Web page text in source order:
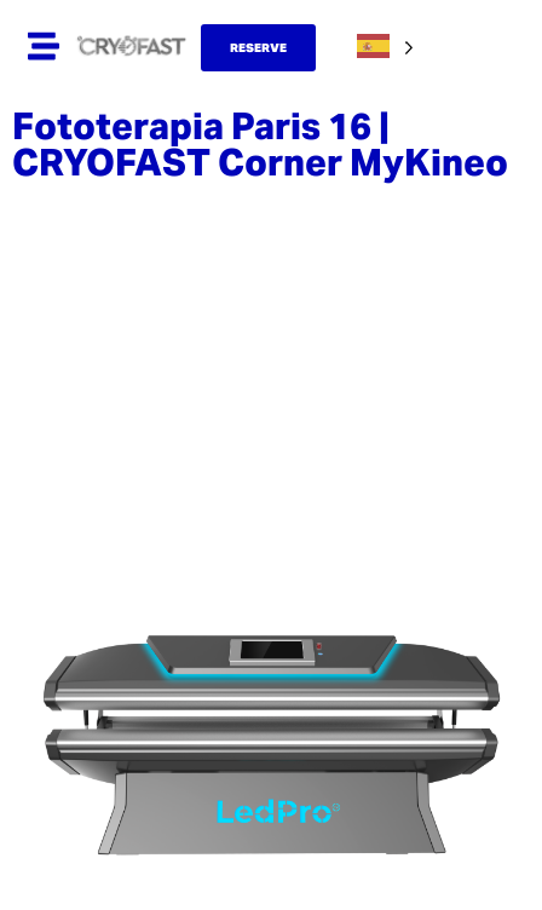
RESERVE
Fototerapia Paris 16 |
CRYOFAST Corner MyKineo